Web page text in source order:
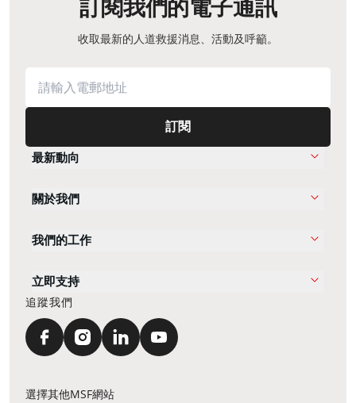
訂閱我們的電子通訊
收取最新的人道救援消息、活動及呼籲。
訂閱
最新動向
關於我們
我們的工作
立即支持
追蹤我們
選擇其他MSF網站